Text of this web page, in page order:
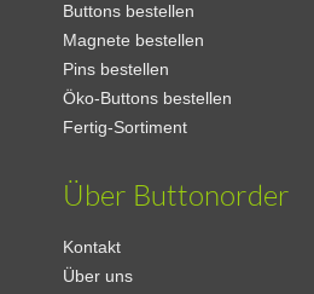
Fluoreszierend
Buttons bestellen
Magnete bestellen
Pins bestellen
Öko-Buttons bestellen
Fertig-Sortiment
Über Buttonorder
Kontakt
Über uns